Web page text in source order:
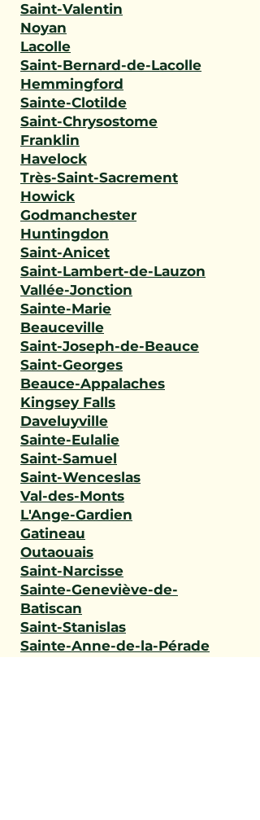
Saint-Valentin
Noyan
Lacolle
Saint-Bernard-de-Lacolle
Hemmingford
Sainte-Clotilde
Saint-Chrysostome
Franklin
Havelock
Très-Saint-Sacrement
Howick
Godmanchester
Huntingdon
Saint-Anicet
Saint-Lambert-de-Lauzon
Vallée-Jonction
Sainte-Marie
Beauceville
Saint-Joseph-de-Beauce
Saint-Georges
Beauce-Appalaches
Kingsey Falls
Daveluyville
Sainte-Eulalie
Saint-Samuel
Saint-Wenceslas
Val-des-Monts
L'Ange-Gardien
Gatineau
Outaouais
Saint-Narcisse
Sainte-Geneviève-de-
Batiscan
Saint-Stanislas
Sainte-Anne-de-la-Pérade